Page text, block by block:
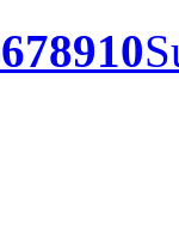
678910